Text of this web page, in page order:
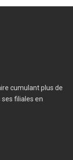
cumulant plus de
ses filiales en